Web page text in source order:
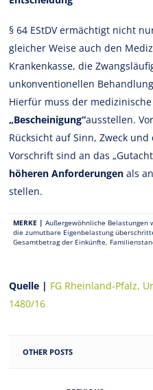
§ 64 EStDV ermächtigt nicht
gleicher Weise auch den
Krankenkasse, die
unkonventionellen
Hierfür muss der
„Bescheinigung“ausstellen.
Rücksicht auf Sinn, Zweck
Vorschrift sind an das
höheren Anforderungen als
stellen.
MERKE | Außergewöhnliche
die zumutbare Eigenbelastung
Gesamtbetrag der Einkünfte,
Quelle | FG Rheinland-Pfalz,
1480/16
OTHER POSTS